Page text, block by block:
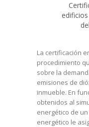
La certificación
procedimiento
sobre la
emisiones de
inmueble. En
obtenidos al
energético de
energético le